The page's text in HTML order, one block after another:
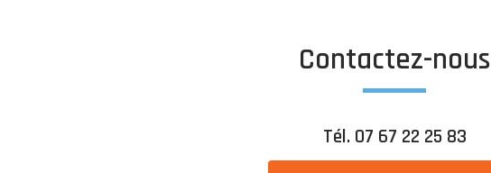
Contactez-nous
Tél. 07 67 22 25 83